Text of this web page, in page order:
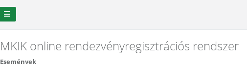
MKIK online rendezvényregisztrációs rendszer
Események